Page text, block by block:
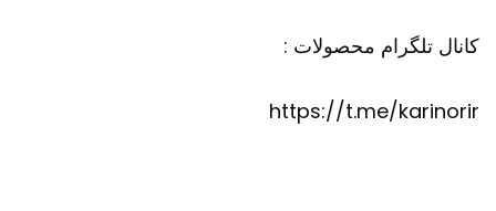
کانال تلگرام محصولات :
https://t.me/karinorir